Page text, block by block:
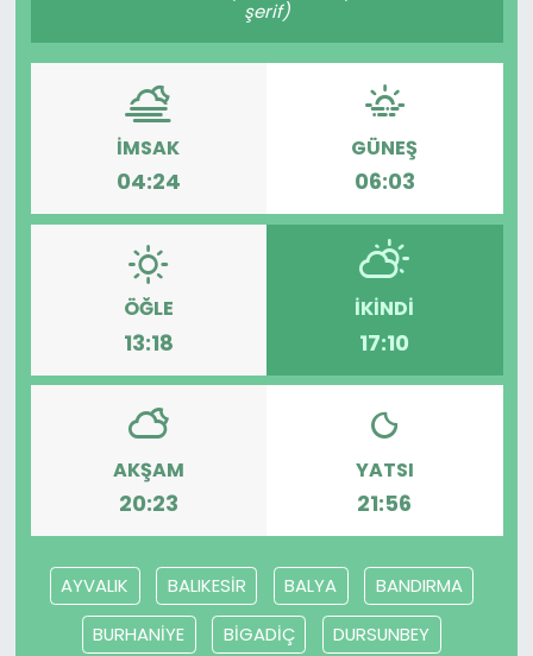
şerif)
İMSAK
04:24
GÜNEŞ
06:03
ÖĞLE
13:18
İKINDI
17:10
AKŞAM
20:23
YATSI
21:56
AYVALIK BALIKESİR BALYA
BANDIRMA
BURHANİYE
BİGADİÇ
DURSUNBEY